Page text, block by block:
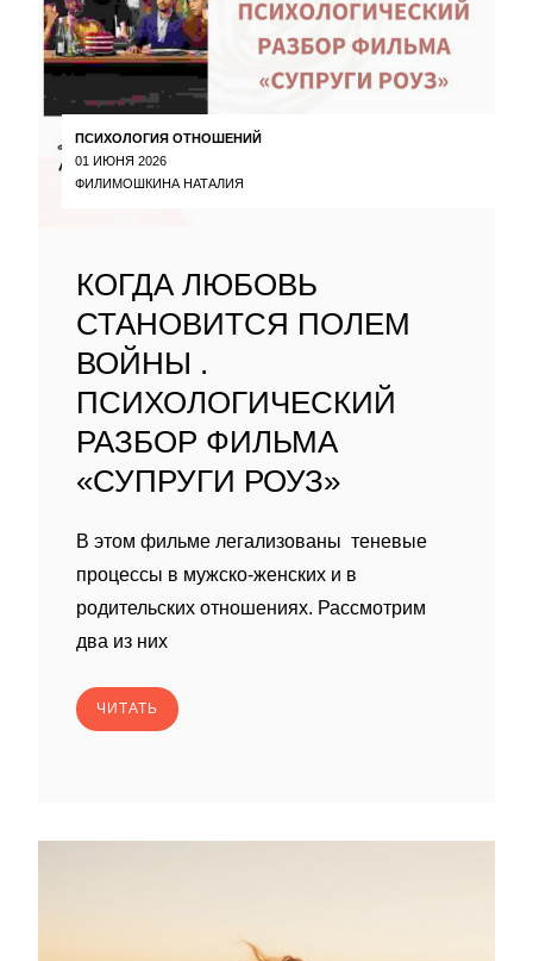
ПСИХОЛОГИЯ ОТНОШЕНИЙ
01 ИЮНЯ 2026
ФИЛИМОШКИНА НАТАЛИЯ
КОГДА ЛЮБОВЬ
СТАНОВИТСЯ ПОЛЕМ
ВОЙНЫ .
ПСИХОЛОГИЧЕСКИЙ
РАЗБОР ФИЛЬМА
«СУПРУГИ РОУЗ»
В этом фильме легализованы теневые
процессы в мужско-женских и в
родительских отношениях. Рассмотрим
два из них
ЧИТАТЬ